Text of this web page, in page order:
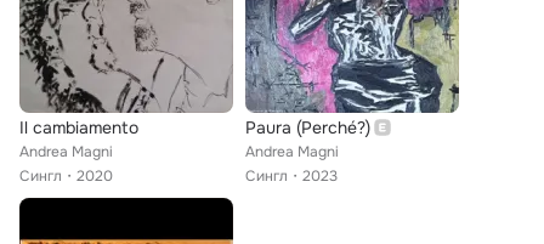
Il cambiamento
Andrea Magni
Сингл
2020
Paura (Perché?)
Andrea Magni
Сингл
2023